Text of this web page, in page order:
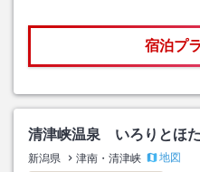
宿泊プ
清津峡温泉 いろりとほ
新潟県 津南・清津峡
地図